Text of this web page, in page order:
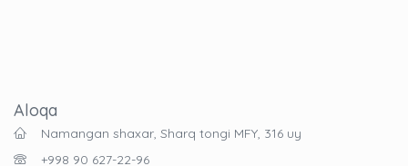
Aloqa
Namangan shaxar, Sharq tongi MFY, 316 uy
+998 90 627-22-96